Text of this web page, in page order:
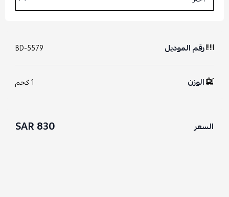
رقم الموديل BD-5579
الوزن 1 كجم
السعر 830 SAR